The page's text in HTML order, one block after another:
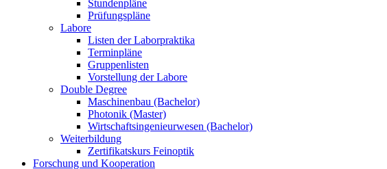
Stundenpläne
Prüfungspläne
Labore
Listen der Laborpraktika
Terminpläne
Gruppenlisten
Vorstellung der Labore
Double Degree
Maschinenbau (Bachelor)
Photonik (Master)
Wirtschaftsingenieurwesen (Bachelor)
Weiterbildung
Zertifikatskurs Feinoptik
Forschung und Kooperation